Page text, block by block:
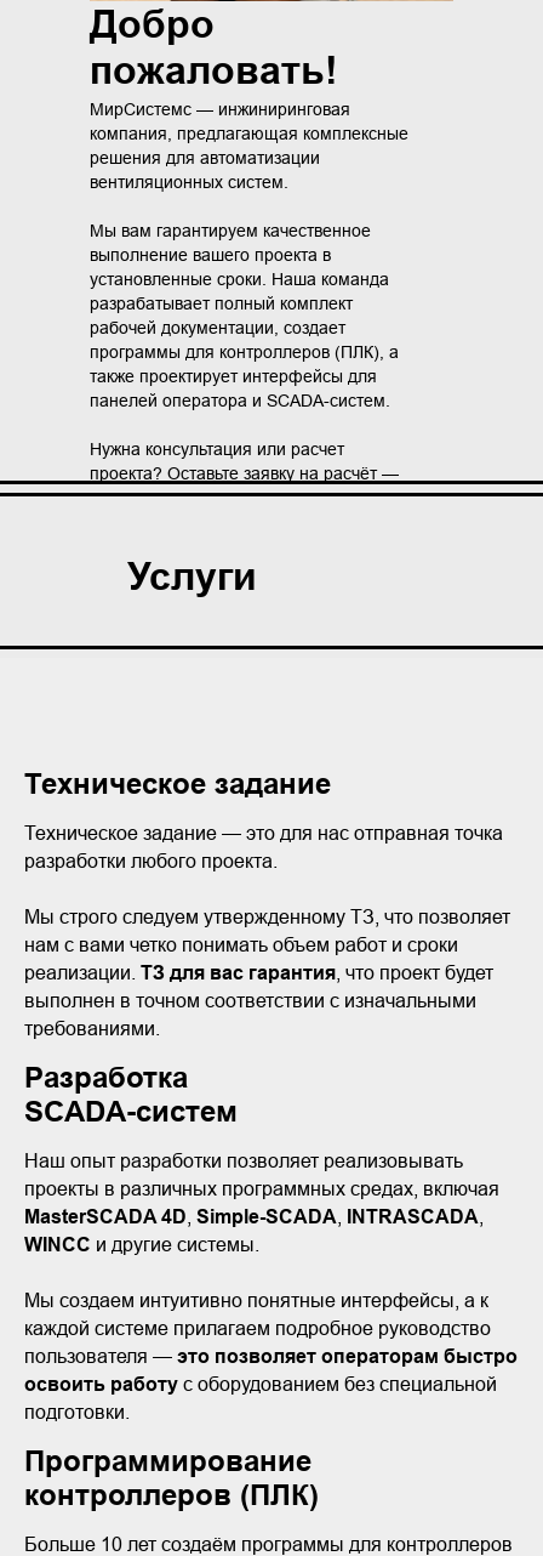
МирСистемс — инжиниринговая
компания, предлагающая комплексные
решения для автоматизации
вентиляционных систем.
Мы вам гарантируем качественное
выполнение вашего проекта в
установленные сроки. Наша команда
разрабатывает полный комплект
рабочей документации, создает
программы для контроллеров (ПЛК), а
также проектирует интерфейсы для
панелей оператора и SCADA-систем.
Нужна консультация или расчет
проекта? Оставьте заявку на расчёт —
мы свяжемся с вами в течение часа для
Иллиассу Майу - Инженер по
автоматизации, предприниматель.
Добро
пожаловать!
Услуги
Техническое задание
Техническое задание — это для нас отправная точка
разработки любого проекта.
Мы строго следуем утвержденному ТЗ, что позволяет
нам с вами четко понимать объем работ и сроки
реализации. ТЗ для вас гарантия , что проект будет
выполнен в точном соответствии с изначальными
требованиями.
Разработка
SCADA-систем
Наш опыт разработки позволяет реализовывать
проекты в различных программных средах, включая
MasterSCADA 4D Simple-SCADA INTRASCADA
WINCC и другие системы.
Мы создаем интуитивно понятные интерфейсы, а к
каждой системе прилагаем подробное руководство
пользователя — это позволяет операторам быстро
освоить работу с оборудованием без специальной
подготовки.
Программирование
контроллеров (ПЛК)
Больше 10 лет создаём программы для контроллеров